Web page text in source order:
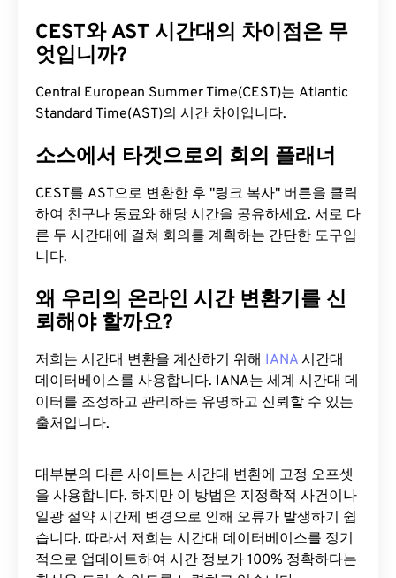
CEST와 AST 시간대의 차이점은 무
엇입니까?
Central European Summer Time(CEST)는 Atlantic
Standard Time(AST)의 시간 차이입니다.
소스에서 타겟으로의 회의 플래너
CEST를 AST으로 변환한 후 "링크 복사" 버튼을 클릭
하여 친구나 동료와 해당 시간을 공유하세요. 서로 다
른 두 시간대에 걸쳐 회의를 계획하는 간단한 도구입
니다.
왜 우리의 온라인 시간 변환기를 신
뢰해야 할까요?
저희는 시간대 변환을 계산하기 위해 IANA 시간대
데이터베이스를 사용합니다. IANA는 세계 시간대 데
이터를 조정하고 관리하는 유명하고 신뢰할 수 있는
출처입니다.
대부분의 다른 사이트는 시간대 변환에 ​​고정 오프셋
을 사용합니다. 하지만 이 방법은 지정학적 사건이나
일광 절약 시간제 변경으로 인해 오류가 발생하기 쉽
습니다. 따라서 저희는 시간대 데이터베이스를 정기
적으로 업데이트하여 시간 정보가 100% 정확하다는